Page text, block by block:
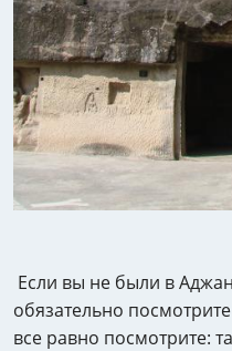
Если вы не были в
обязательно
все равно посмотрите: